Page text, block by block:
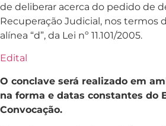
de deliberar acerca do pedido de
Recuperação Judicial, nos termos
alínea “d”, da Lei nº 11.101/2005.
Edital
O conclave será realizado em
na forma e datas constantes do
Convocação.